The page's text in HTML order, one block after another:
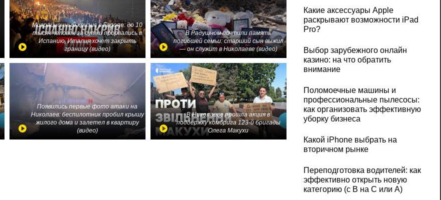
Миграционный кризис в Европе: до 10
тысяч человек за сутки прорвались в
Испанию, Италия хочет закрыть
границу (видео)
В Радушном почтили память
погибшей семьи: старший сын выжил
— он служит в Николаеве (видео)
Появились первые фото атаки на
Николаев: беспилотник пробил крышу
жилого дома и залетел в квартиру
(видео)
В Николаеве прошла акция в
поддержку комбрига 123-й бригады
Олега Макухи
Какие аксессуары Apple
раскрывают возможности iPad
Pro?
Выбор зарубежного онлайн
казино: на что обратить
внимание
Поломоечные машины и
профессиональные пылесосы:
как организовать эффективную
уборку бизнеса
Какой iPhone выбрать на
вторичном рынке
Переподготовка водителей: как
эффективно открыть новую
категорию (с B на C или А)